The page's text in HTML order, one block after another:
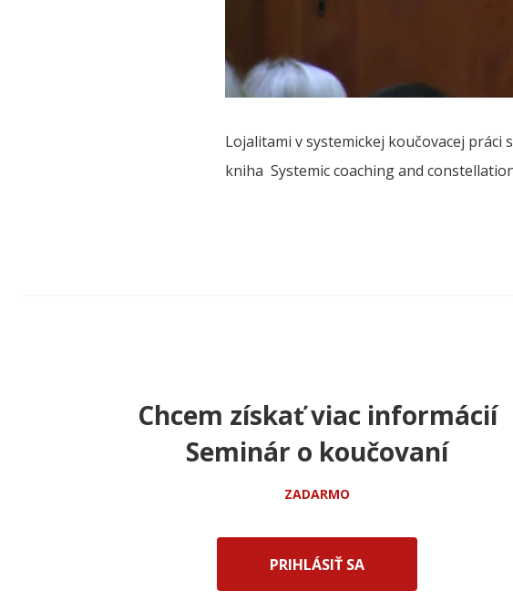
Lojalitami v systemickej koučovacej
kniha Systemic coaching and
Chcem získať viac informácií
Seminár o koučovaní
ZADARMO
PRIHLÁSIŤ SA